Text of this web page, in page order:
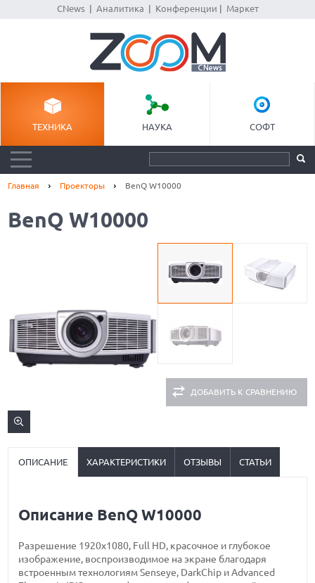
CNews| Аналитика Конференции Маркет
ТЕХНИКА НАУКА СОФТ
Главная Проекторы BenQ W10000
BenQ W10000
ДОБАВИТЬ К СРАВНЕНИЮ
ОПИСАНИЕ ХАРАКТЕРИСТИКИ ОТЗЫВЫ СТАТЬИ
Описание BenQ W10000
Разрешение 1920х1080, Full HD, красочное и глубокое
изображение, воспроизводимое на экране благодаря
встроенным технологиям Senseye, DarkChip и Advanced